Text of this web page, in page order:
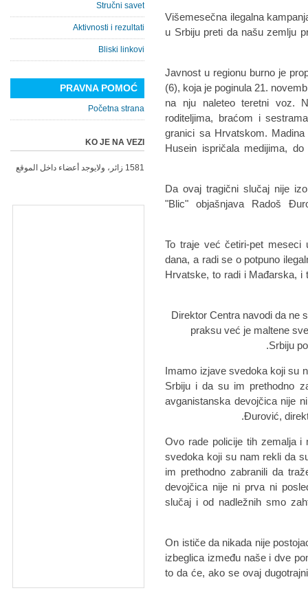
Višemesečna ilegalna
u Srbiju preti da našu zemlju
Javnost u regionu burno je
(6), koja je poginula 21.
na nju naleteo teretni voz.
roditeljima, braćom i
granici sa Hrvatskom.
Husein ispričala medijima,
Da ovaj tragični slučaj nije
"Blic" objašnjava Radoš
- To traje već četiri-pet
dana, a radi se o potpuno
Hrvatske, to radi i Mađarska, i
Direktor Centra navodi da ne
praksu već je maltene
Srbiju
-Imamo izjave svedoka koji su
Srbiju i da su im prethodno
avganistanska devojčica nije
Đurović,
- Ovo rade policije tih zemalja
svedoka koji su nam rekli da
im prethodno zabranili da
devojčica nije ni prva ni
slučaj i od nadležnih smo
On ističe da nikada nije
izbeglica između naše i dve
to da će, ako se ovaj
Stručni savet
Aktivnosti i rezultati
Bliski linkovi
PRAVNA POMOĆ
Početna strana
KO JE NA VEZI
1581 زائر، ولايوجد أعضاء داخل الموقع